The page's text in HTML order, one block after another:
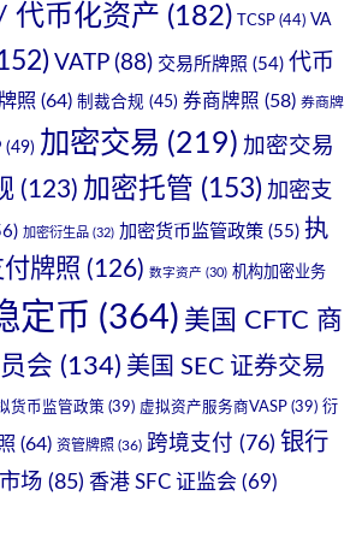
代币化资产 (182) TCSP (44) VA
VATP(88) 交易所牌照 (54) 代币
照 (64) 制裁合规 (45) 券商牌照 (58) 券商牌
(49) 加密交易 (219) 加密交易
(123) 加密托管 (153) 加密支
加密衍生品 (32) 加密货币监管政策 (55) 执
付牌照 (126) 数字资产 (30) 机构加密业务
定币 (364) 美国 CFTC 商
会 (134) 美国 SEC 证券交易
货币监管政策 (39) 虚拟资产服务商VASP (39) 衍
(64) 资管牌照 (36) 跨境支付 (76) 银行
场 (85) 香港 SFC 证监会 (69)